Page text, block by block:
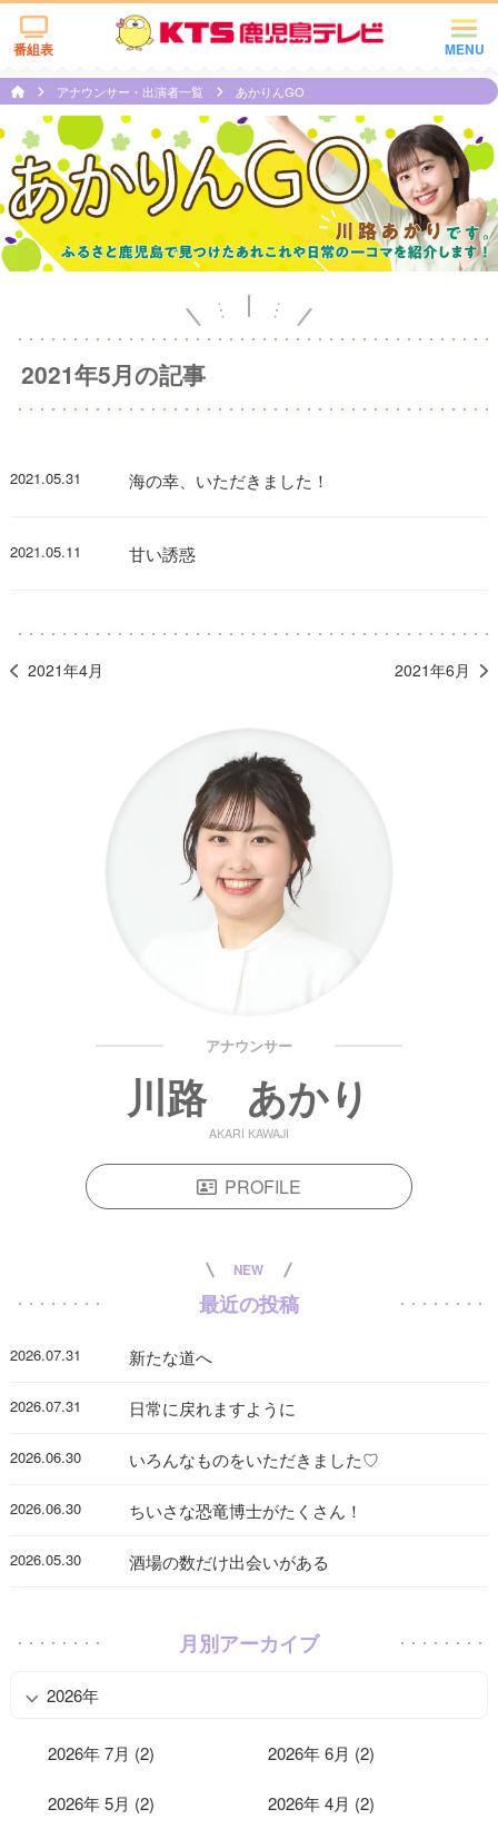
MENU
番組表
アナウンサー・出演者一覧 あかりんGO
2021年5月の記事
2021.05.31 海の幸、いただきました！
2021.05.11 甘い誘惑
2021年4月 2021年6月
アナウンサー
川路 あかり
AKARI KAWAJI
PROFILE
NEW
最近の投稿
2026.07.31 新たな道へ
2026.07.31 日常に戻れますように
2026.06.30 いろんなものをいただきました♡
2026.06.30 ちいさな恐竜博士がたくさん！
2026.05.30 酒場の数だけ出会いがある
月別アーカイブ
2026年
2026年 7月 (2) 2026年 6月 (2)
2026年 5月 (2) 2026年 4月 (2)